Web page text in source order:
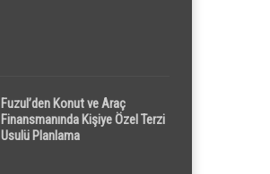
Fuzul’den Konut ve Araç
Finansmanında Kişiye Özel Terzi
Usulü Planlama